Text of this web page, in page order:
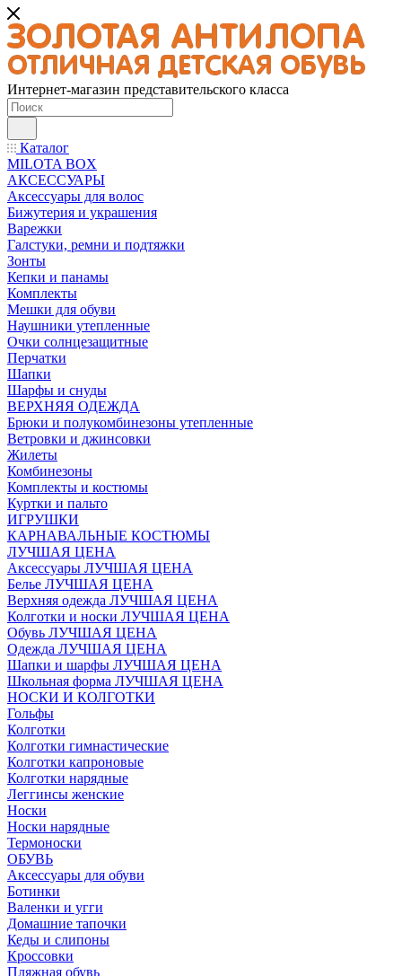
Интернет-магазин представительского класса
Каталог
MILOTA BOX
АКСЕССУАРЫ
Аксессуары для волос
Бижутерия и украшения
Варежки
Галстуки, ремни и подтяжки
Зонты
Кепки и панамы
Комплекты
Мешки для обуви
Наушники утепленные
Очки солнцезащитные
Перчатки
Шапки
Шарфы и снуды
ВЕРХНЯЯ ОДЕЖДА
Брюки и полукомбинезоны утепленные
Ветровки и джинсовки
Жилеты
Комбинезоны
Комплекты и костюмы
Куртки и пальто
ИГРУШКИ
КАРНАВАЛЬНЫЕ КОСТЮМЫ
ЛУЧШАЯ ЦЕНА
Аксессуары ЛУЧШАЯ ЦЕНА
Белье ЛУЧШАЯ ЦЕНА
Верхняя одежда ЛУЧШАЯ ЦЕНА
Колготки и носки ЛУЧШАЯ ЦЕНА
Обувь ЛУЧШАЯ ЦЕНА
Одежда ЛУЧШАЯ ЦЕНА
Шапки и шарфы ЛУЧШАЯ ЦЕНА
Школьная форма ЛУЧШАЯ ЦЕНА
НОСКИ И КОЛГОТКИ
Гольфы
Колготки
Колготки гимнастические
Колготки капроновые
Колготки нарядные
Леггинсы женские
Носки
Носки нарядные
Термоноски
ОБУВЬ
Аксессуары для обуви
Ботинки
Валенки и угги
Домашние тапочки
Кеды и слипоны
Кроссовки
Пляжная обувь